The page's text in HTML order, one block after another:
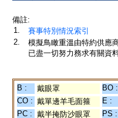
備註:
1.
賽事特別情況索引
2.
模擬鳥瞰重溫由特約供應
已盡一切努力務求有關資
B : 戴眼罩 BO :
CO : 戴單邊羊毛面箍 E :
PC : 戴半掩防沙眼罩 PS :